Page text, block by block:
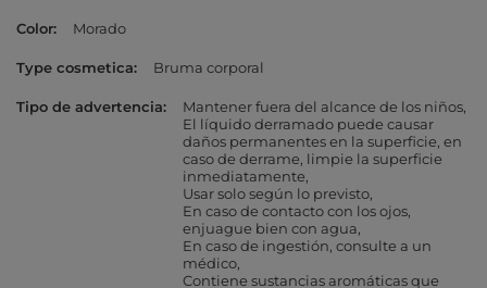
Color Morado
Type cosmetica Bruma corporal
Tipo de advertencia
Mantener fuera del alcance de los niños
El líquido derramado puede causar
daños permanentes en la superficie, en
caso de derrame, limpie la superficie
inmediatamente
Usar solo según lo previsto
En caso de contacto con los ojos,
enjuague bien con agua
En caso de ingestión, consulte a un
médico
Contiene sustancias aromáticas que